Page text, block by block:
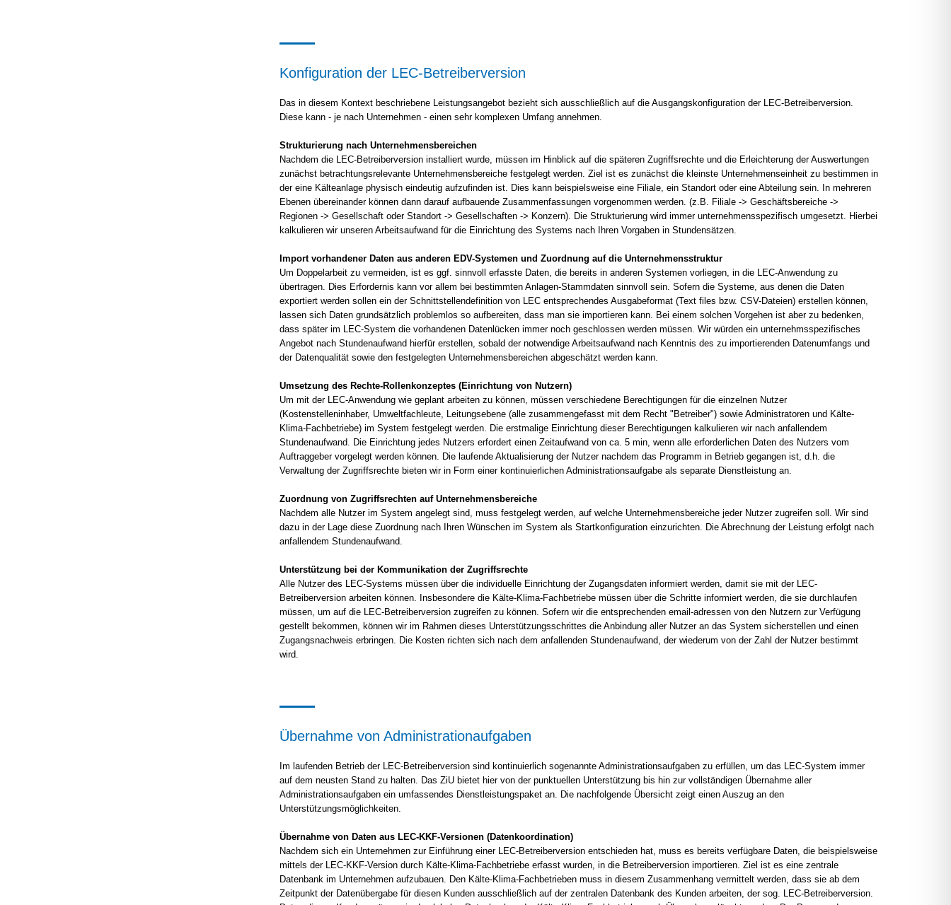
Konfiguration der LEC-Betreiberversion
Das in diesem Kontext beschriebene Leistungsangebot bezieht sich ausschließlich auf die Ausgangskonfiguration der LEC-Betreiberversion.
Diese kann - je nach Unternehmen - einen sehr komplexen Umfang annehmen.
Strukturierung nach Unternehmensbereichen
Nachdem die LEC-Betreiberversion installiert wurde, müssen im Hinblick auf die späteren Zugriffsrechte und die Erleichterung der Auswertungen
zunächst betrachtungsrelevante Unternehmensbereiche festgelegt werden. Ziel ist es zunächst die kleinste Unternehmenseinheit zu bestimmen in
der eine Kälteanlage physisch eindeutig aufzufinden ist. Dies kann beispielsweise eine Filiale, ein Standort oder eine Abteilung sein. In mehreren
Ebenen übereinander können dann darauf aufbauende Zusammenfassungen vorgenommen werden. (z.B. Filiale -> Geschäftsbereiche ->
Regionen -> Gesellschaft oder Standort -> Gesellschaften -> Konzern). Die Strukturierung wird immer unternehmensspezifisch umgesetzt. Hierbei
kalkulieren wir unseren Arbeitsaufwand für die Einrichtung des Systems nach Ihren Vorgaben in Stundensätzen.
Import vorhandener Daten aus anderen EDV-Systemen und Zuordnung auf die Unternehmensstruktur
Um Doppelarbeit zu vermeiden, ist es ggf. sinnvoll erfasste Daten, die bereits in anderen Systemen vorliegen, in die LEC-Anwendung zu
übertragen. Dies Erfordernis kann vor allem bei bestimmten Anlagen-Stammdaten sinnvoll sein. Sofern die Systeme, aus denen die Daten
exportiert werden sollen ein der Schnittstellendefinition von LEC entsprechendes Ausgabeformat (Text files bzw. CSV-Dateien) erstellen können,
lassen sich Daten grundsätzlich problemlos so aufbereiten, dass man sie importieren kann. Bei einem solchen Vorgehen ist aber zu bedenken,
dass später im LEC-System die vorhandenen Datenlücken immer noch geschlossen werden müssen. Wir würden ein unternehmsspezifisches
Angebot nach Stundenaufwand hierfür erstellen, sobald der notwendige Arbeitsaufwand nach Kenntnis des zu importierenden Datenumfangs und
der Datenqualität sowie den festgelegten Unternehmensbereichen abgeschätzt werden kann.
Umsetzung des Rechte-Rollenkonzeptes (Einrichtung von Nutzern)
Um mit der LEC-Anwendung wie geplant arbeiten zu können, müssen verschiedene Berechtigungen für die einzelnen Nutzer
(Kostenstelleninhaber, Umweltfachleute, Leitungsebene (alle zusammengefasst mit dem Recht "Betreiber") sowie Administratoren und Kälte-
Klima-Fachbetriebe) im System festgelegt werden. Die erstmalige Einrichtung dieser Berechtigungen kalkulieren wir nach anfallendem
Stundenaufwand. Die Einrichtung jedes Nutzers erfordert einen Zeitaufwand von ca. 5 min, wenn alle erforderlichen Daten des Nutzers vom
Auftraggeber vorgelegt werden können. Die laufende Aktualisierung der Nutzer nachdem das Programm in Betrieb gegangen ist, d.h. die
Verwaltung der Zugriffsrechte bieten wir in Form einer kontinuierlichen Administrationsaufgabe als separate Dienstleistung an.
Zuordnung von Zugriffsrechten auf Unternehmensbereiche
Nachdem alle Nutzer im System angelegt sind, muss festgelegt werden, auf welche Unternehmensbereiche jeder Nutzer zugreifen soll. Wir sind
dazu in der Lage diese Zuordnung nach Ihren Wünschen im System als Startkonfiguration einzurichten. Die Abrechnung der Leistung erfolgt nach
anfallendem Stundenaufwand.
Unterstützung bei der Kommunikation der Zugriffsrechte
Alle Nutzer des LEC-Systems müssen über die individuelle Einrichtung der Zugangsdaten informiert werden, damit sie mit der LEC-
Betreiberversion arbeiten können. Insbesondere die Kälte-Klima-Fachbetriebe müssen über die Schritte informiert werden, die sie durchlaufen
müssen, um auf die LEC-Betreiberversion zugreifen zu können. Sofern wir die entsprechenden email-adressen von den Nutzern zur Verfügung
gestellt bekommen, können wir im Rahmen dieses Unterstützungsschrittes die Anbindung aller Nutzer an das System sicherstellen und einen
Zugangsnachweis erbringen. Die Kosten richten sich nach dem anfallenden Stundenaufwand, der wiederum von der Zahl der Nutzer bestimmt
wird.
Übernahme von Administrationaufgaben
Im laufenden Betrieb der LEC-Betreiberversion sind kontinuierlich sogenannte Administrationsaufgaben zu erfüllen, um das LEC-System immer
auf dem neusten Stand zu halten. Das ZiU bietet hier von der punktuellen Unterstützung bis hin zur vollständigen Übernahme aller
Administrationsaufgaben ein umfassendes Dienstleistungspaket an. Die nachfolgende Übersicht zeigt einen Auszug an den
Unterstützungsmöglichkeiten.
Übernahme von Daten aus LEC-KKF-Versionen (Datenkoordination)
Nachdem sich ein Unternehmen zur Einführung einer LEC-Betreiberversion entschieden hat, muss es bereits verfügbare Daten, die beispielsweise
mittels der LEC-KKF-Version durch Kälte-Klima-Fachbetriebe erfasst wurden, in die Betreiberversion importieren. Ziel ist es eine zentrale
Datenbank im Unternehmen aufzubauen. Den Kälte-Klima-Fachbetrieben muss in diesem Zusammenhang vermittelt werden, dass sie ab dem
Zeitpunkt der Datenübergabe für diesen Kunden ausschließlich auf der zentralen Datenbank des Kunden arbeiten, der sog. LEC-Betreiberversion.